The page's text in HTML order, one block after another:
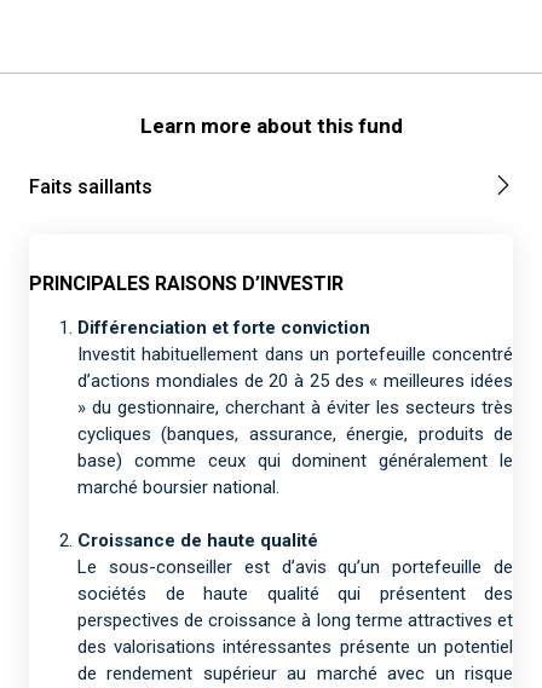
Learn more about this fund
Faits saillants
PRINCIPALES RAISONS D’INVESTIR
Différenciation et forte conviction
Investit habituellement dans un portefeuille concentré
d’actions mondiales de 20 à 25 des « meilleures idées
» du gestionnaire, cherchant à éviter les secteurs très
cycliques (banques, assurance, énergie, produits de
base) comme ceux qui dominent généralement le
marché boursier national.
Croissance de haute qualité
Le sous-conseiller est d’avis qu’un portefeuille de
sociétés de haute qualité qui présentent des
perspectives de croissance à long terme attractives et
des valorisations intéressantes présente un potentiel
de rendement supérieur au marché avec un risque